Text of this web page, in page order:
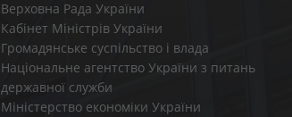
Верховна Рада України
Кабінет Міністрів України
Громадянське суспільство і влада
Національне агентство України з питань
державної служби
Міністерство економіки України